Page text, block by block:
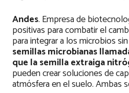
Andes. Empresa de
positivas para combatir el
para integrar a los microbios
semillas microbianas
que la semilla extraiga
pueden crear soluciones de
atmósfera en el suelo. Ambas